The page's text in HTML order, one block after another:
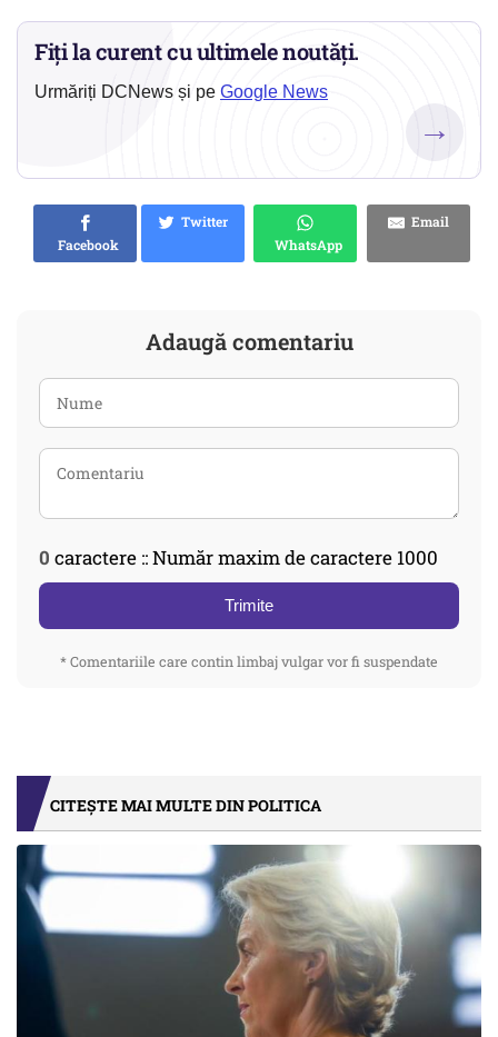
Fiți la curent cu ultimele noutăți.
Urmăriți DCNews și pe Google News
→
Facebook
Twitter
WhatsApp
Email
Adaugă comentariu
0 caractere :: Număr maxim de caractere 1000
Trimite
* Comentariile care contin limbaj vulgar vor fi suspendate
CITEȘTE MAI MULTE DIN POLITICA